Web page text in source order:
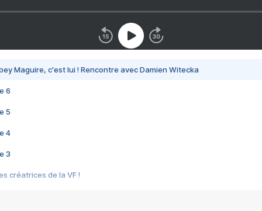
Maguire, c'est lui ! Rencontre avec Damien Witecka
6
5
4
3
créatrices de la VF !